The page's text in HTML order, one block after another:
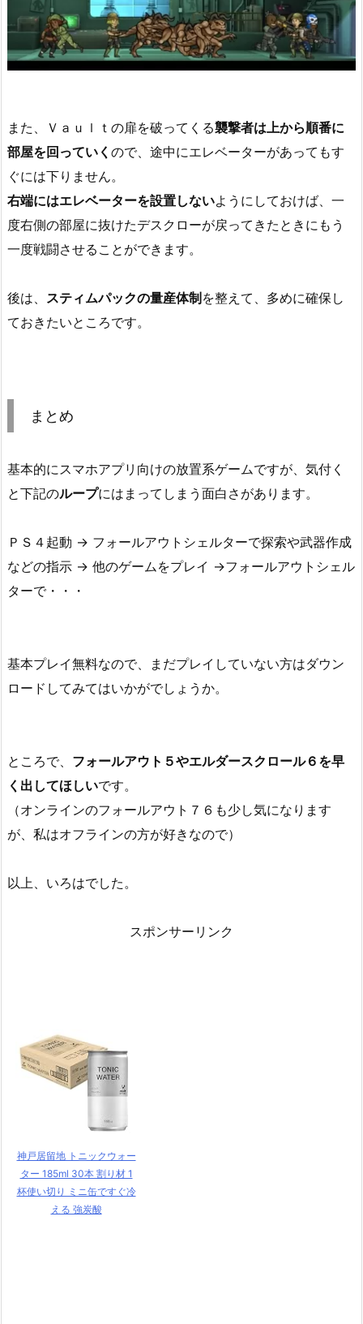
また、Ｖａｕｌｔの扉を破ってくる襲撃者は上から順番に
部屋を回っていく ので、途中にエレベーターがあってもす
ぐには下りません。
右端にはエレベーターを設置しないようにしておけば、一
度右側の部屋に抜けたデスクローが戻ってきたときにもう
一度戦闘させることができます。
後は、 スティムパックの量産体制 を整えて、多めに確保し
ておきたいところです。
まとめ
基本的にスマホアプリ向けの放置系ゲームですが、気付く
と下記のループにはまってしまう面白さがあります。
ＰＳ４起動 → フォールアウトシェルターで探索や武器作成
などの指示 → 他のゲームをプレイ →フォールアウトシェル
ターで・・・
基本プレイ無料なので、まだプレイしていない方はダウン
ロードしてみてはいかがでしょうか。
ところで、 フォールアウト５やエルダースクロール６を早
く出してほしいです。
（オンラインのフォールアウト７６も少し気になります
が、私はオフラインの方が好きなので）
以上、いろはでした。
スポンサーリンク
神戸居留地 トニックウォー
ター 185ml 30本 割り材 1
杯使い切り ミニ缶ですぐ冷
える 強炭酸